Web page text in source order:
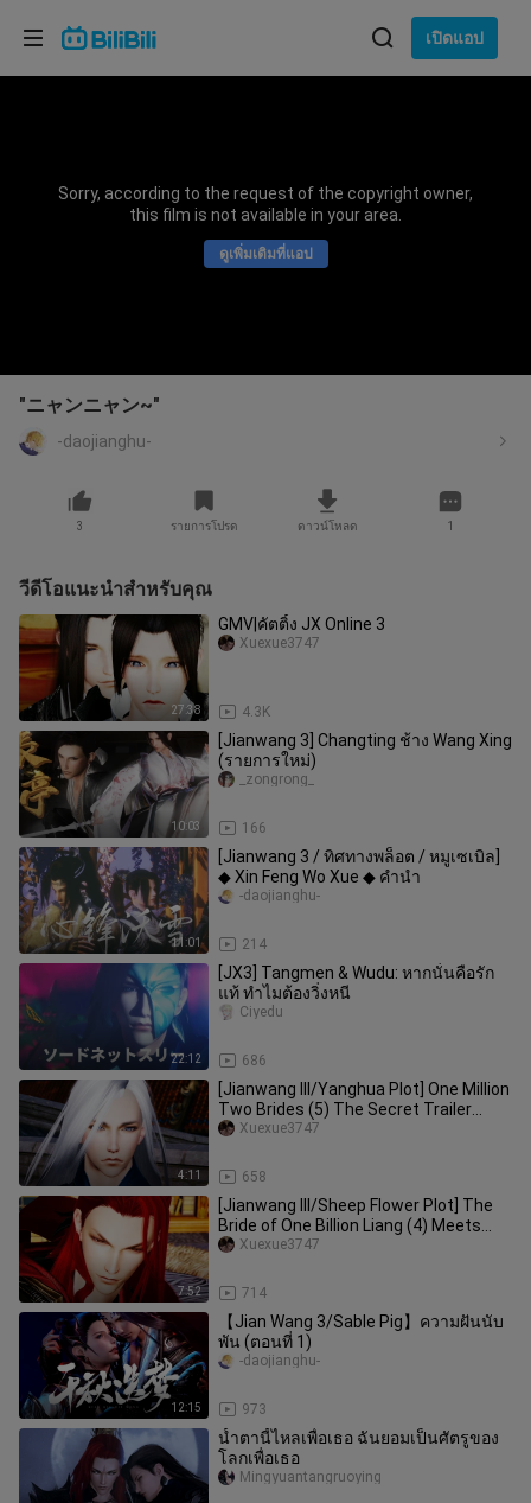
เปิดแอป
Sorry, according to the request of the copyright owner,
this film is not available in your area.
ดูเพิ่มเติมที่แอป
"ニャンニャン~"
-daojianghu-
3 รายการโปรด ดาวน์โหลด 1
วีดีโอแนะนำสำหรับคุณ
27:38
GMV|คัตติ้ง JX Online 3
4.3K
Xuexue3747
10:03
[Jianwang 3] Changting ช้าง Wang Xing
(รายการใหม่)
166
_zongrong_
11:01
[Jianwang 3 / ทิศทางพล็อต / หมูเซเบิล]
◆ Xin Feng Wo Xue ◆ คำนำ
214
-daojianghu-
22:12
[JX3] Tangmen & Wudu: หากนั่นคือรัก
แท้ ทำไมต้องวิ่งหนี
686
Ciyedu
4:11
[Jianwang III/Yanghua Plot] One Million
Two Brides (5) The Secret Trailer
(*เกิลและคู่เริ่มต้น)
658
Xuexue3747
7:52
[Jianwang III/Sheep Flower Plot] The
Bride of One Billion Liang (4) Meets
Father-in-law (Part 2) Tra
714
Xuexue3747
12:15
【Jian Wang 3/Sable Pig】ความฝันนับ
พัน (ตอนที่ 1)
973
-daojianghu-
น้ำตานี้ไหลเพื่อเธอ ฉันยอมเป็นศัตรูของ
โลกเพื่อเธอ
Mingyuantangruoying
เลือกภาษา